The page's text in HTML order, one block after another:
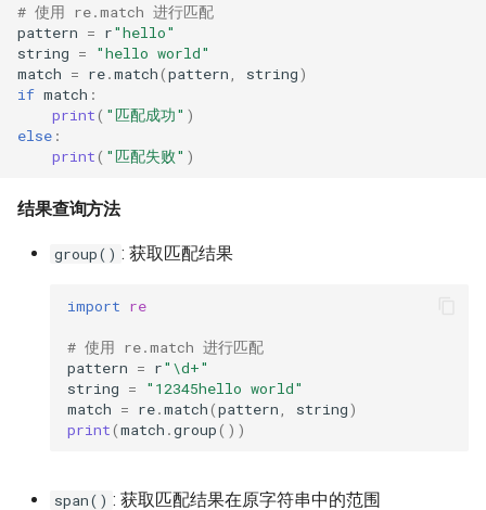
# 使用 re.match 进行匹配
pattern = r"hello"
string =
"hello world"
match = re.match(pattern string)
if match :
print( "匹配成功" )
else :
print( "匹配失败" )
结果查询方法
group() : 获取匹配结果
import re
# 使用 re.match 进行匹配
pattern = r"\d+"
string =
"12345hello world"
match = re.match(pattern string)
print(match .group())
span() : 获取匹配结果在原字符串中的范围